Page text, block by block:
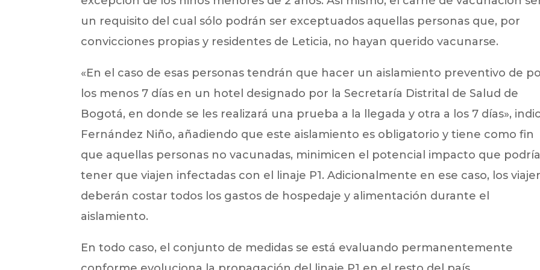
un requisito del cual sólo podrán ser exceptuados aquellas personas que, por
convicciones propias y residentes de Leticia, no hayan querido vacunarse.
«En el caso de esas personas tendrán que hacer un aislamiento preventivo de
los menos 7 días en un hotel designado por la Secretaría Distrital de Salud de
Bogotá, en donde se les realizará una prueba a la llegada y otra a los 7 días»,
Fernández Niño, añadiendo que este aislamiento es obligatorio y tiene como fin
que aquellas personas no vacunadas, minimicen el potencial impacto que podría
tener que viajen infectadas con el linaje P1. Adicionalmente en ese caso, los
deberán costar todos los gastos de hospedaje y alimentación durante el
aislamiento.
En todo caso, el conjunto de medidas se está evaluando permanentemente